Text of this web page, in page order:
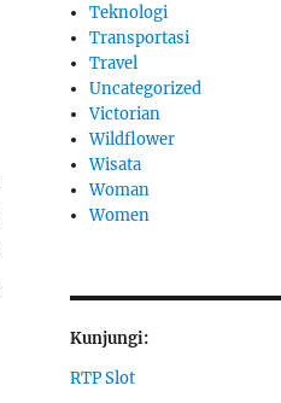
Teknologi
Transportasi
Travel
Uncategorized
Victorian
Wildflower
Wisata
Woman
Women
Kunjungi:
RTP Slot